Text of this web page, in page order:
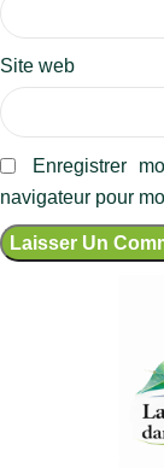
Site web
Enregistrer
navigateur pour